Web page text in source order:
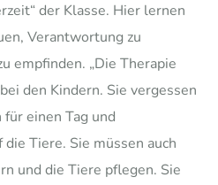
der Klasse. Hier lernen
Verantwortung zu
empfinden. „Die Therapie
den Kindern. Sie vergessen
einen Tag und
Tiere. Sie müssen auch
und die Tiere pflegen. Sie